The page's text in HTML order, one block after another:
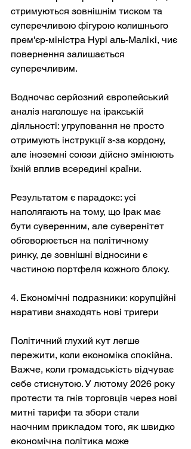
стримуються зовнішнім тиском та
суперечливою фігурою колишнього
прем'єр-міністра Нурі аль-Малікі, чиє
повернення залишається
суперечливим.
Водночас серйозний європейський
аналіз наголошує на іракській
діяльності: угруповання не просто
отримують інструкції з-за кордону,
але іноземні союзи дійсно змінюють
їхній вплив всередині країни.
Результатом є парадокс: усі
наполягають на тому, що Ірак має
бути суверенним, але суверенітет
обговорюється на політичному
ринку, де зовнішні відносини є
частиною портфеля кожного блоку.
4. Економічні подразники: корупційні
наративи знаходять нові тригери
Політичний глухий кут легше
пережити, коли економіка спокійна.
Важче, коли громадськість відчуває
себе стиснутою. У лютому 2026 року
протести та гнів торговців через нові
митні тарифи та збори стали
наочним прикладом того, як швидко
економічна політика може